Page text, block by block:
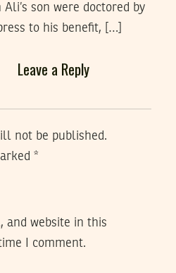
Ali’s son were doctored by
to his benefit, […]
Leave a Reply
not be published.
*
and website in this
I comment.